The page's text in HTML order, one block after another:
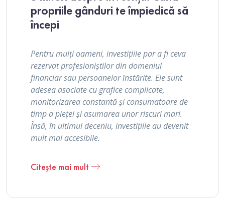
propriile gânduri te împiedică să
începi
Pentru mulți oameni, investițiile par a fi ceva
rezervat profesioniștilor din domeniul
financiar sau persoanelor înstărite. Ele sunt
adesea asociate cu grafice complicate,
monitorizarea constantă și consumatoare de
timp a pieței și asumarea unor riscuri mari.
Însă, în ultimul deceniu, investițiile au devenit
mult mai accesibile.
Citește mai mult